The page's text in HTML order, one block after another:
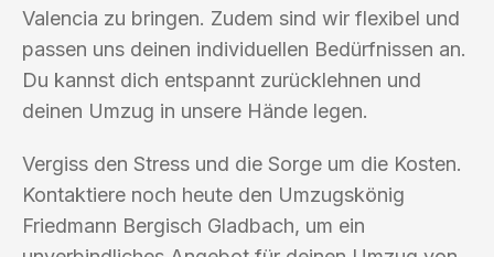
Valencia zu bringen. Zudem sind wir flexibel und
passen uns deinen individuellen Bedürfnissen an.
Du kannst dich entspannt zurücklehnen und
deinen Umzug in unsere Hände legen.
Vergiss den Stress und die Sorge um die Kosten.
Kontaktiere noch heute den Umzugskönig
Friedmann Bergisch Gladbach, um ein